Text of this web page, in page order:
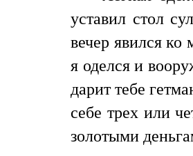
уставил стол
вечер явился
я оделся и
дарит тебе
себе трех или
золотыми